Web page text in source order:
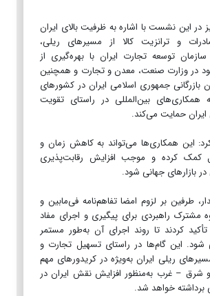
در این نشست با اشاره به ظرفیت بالای ایران
و ترانزیت کالا از مسیرهای ریلی،
توسعه تجارت ایران با بهره‌گیری از
در وزارت صنعت، معدن و تجارت و همچنین
بازرگانی جمهوری اسلامی ایران در کشورهای
همکاری‌های بین‌المللی در راستای تقویت
ایران حمایت می‌کند.
این همکاری‌ها می‌تواند به کاهش زمان و
کمک کرده و موجب افزایش رقابت‌پذیری
بازارهای جهانی شود.
طرفین بر لزوم امضا تفاهم‌نامه فی‌مابین و
مشترک راهبردی برای پیگیری و اجرای مفاد
کردند تا روند اجرای آن به‌طور مستمر
شود. این گام‌ها در راستای تسهیل تجارت و
ریلی ایران به‌ویژه در کریدورهای مهم
– غرب به‌منظور افزایش نقش ایران در
برداشته خواهد شد.